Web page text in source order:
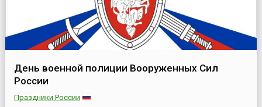
День военной полиции Вооруженных Сил
России
Праздники России